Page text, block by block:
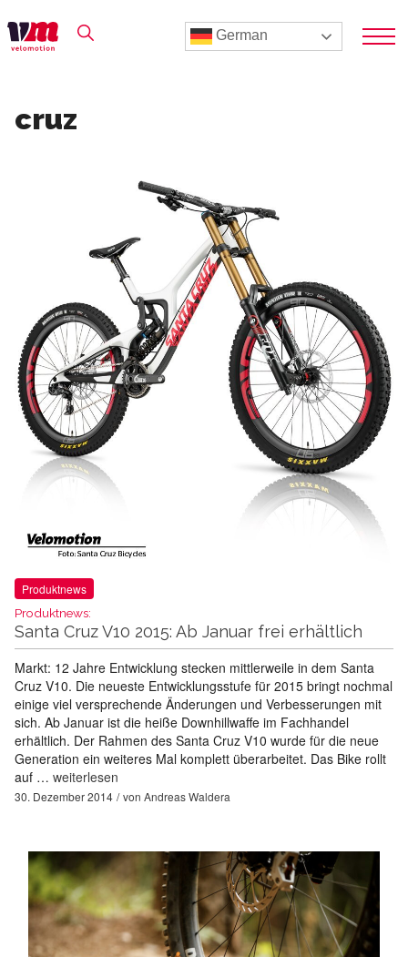
German
cruz
Produktnews
Produktnews:
Santa Cruz V10 2015: Ab Januar frei erhältlich
Markt: 12 Jahre Entwicklung stecken mittlerweile in dem Santa
Cruz V10. Die neueste Entwicklungsstufe für 2015 bringt nochmal
einige viel versprechende Änderungen und Verbesserungen mit
sich. Ab Januar ist die heiße Downhillwaffe im Fachhandel
erhältlich. Der Rahmen des Santa Cruz V10 wurde für die neue
Generation ein weiteres Mal komplett überarbeitet. Das Bike rollt
auf … weiterlesen
30. Dezember 2014 von Andreas Waldera